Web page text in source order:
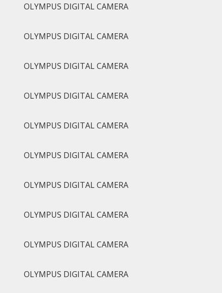
OLYMPUS DIGITAL CAMERA
OLYMPUS DIGITAL CAMERA
OLYMPUS DIGITAL CAMERA
OLYMPUS DIGITAL CAMERA
OLYMPUS DIGITAL CAMERA
OLYMPUS DIGITAL CAMERA
OLYMPUS DIGITAL CAMERA
OLYMPUS DIGITAL CAMERA
OLYMPUS DIGITAL CAMERA
OLYMPUS DIGITAL CAMERA